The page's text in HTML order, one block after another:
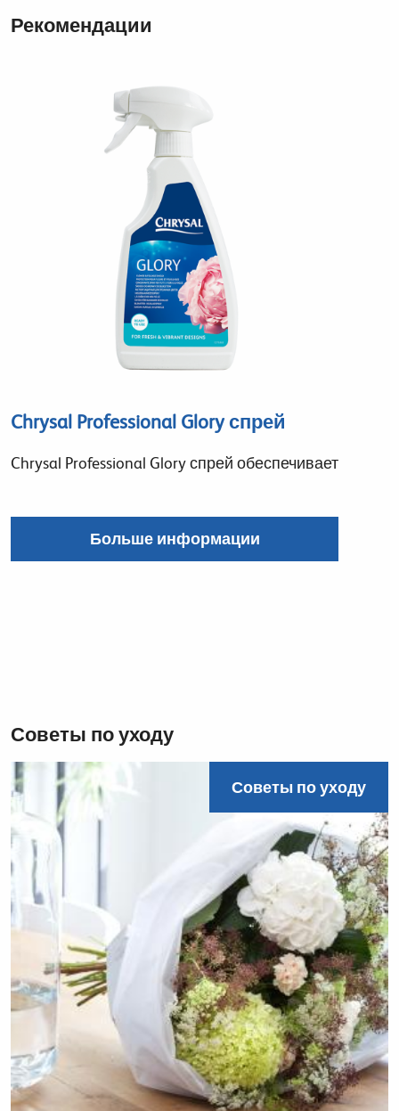
Рекомендации
Chrysal Professional Glory спрей
Chrysal Professional Glory спрей обеспечивает
Больше информации
Советы по уходу
Советы по уходу